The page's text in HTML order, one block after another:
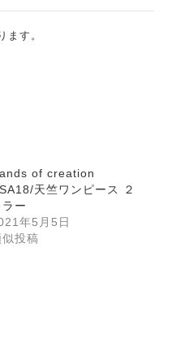
ます。
of creation
天竺ワンピース ２
ラー
年5月5日
似投稿